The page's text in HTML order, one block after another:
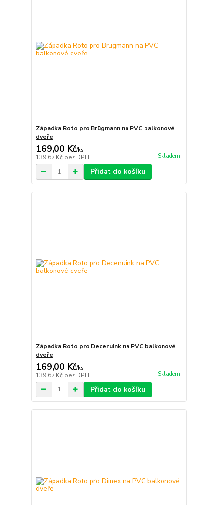
Západka Roto pro Brügmann na PVC balkonové
dveře
169,00 Kč/ks
139,67 Kč bez DPH Skladem
Přidat do košíku
Západka Roto pro Decenuink na PVC balkonové
dveře
169,00 Kč/ks
139,67 Kč bez DPH Skladem
Přidat do košíku